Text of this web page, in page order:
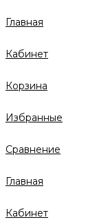
Главная
Кабинет
Корзина
Избранные
Сравнение
Главная
Кабинет